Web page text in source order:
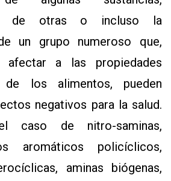
de otras o incluso la
un grupo numeroso que,
afectar a las propiedades
de los alimentos, pueden
negativos para la salud.
caso de nitro-saminas,
aromáticos policíclicos,
aminas biógenas,